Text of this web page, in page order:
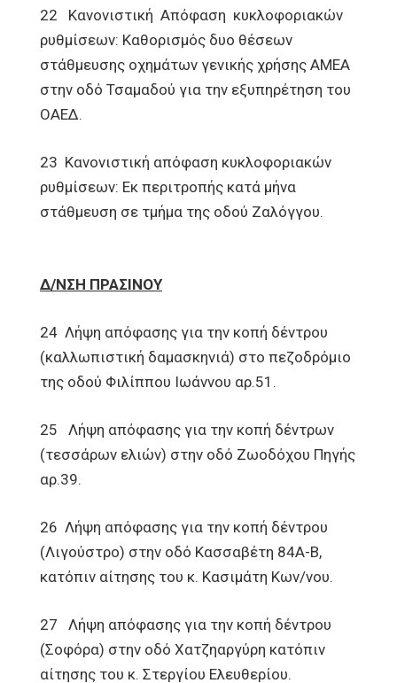
22 Κανονιστική Απόφαση κυκλοφοριακών
ρυθμίσεων: Καθορισμός δυο θέσεων
στάθμευσης οχημάτων γενικής χρήσης ΑΜΕΑ
στην οδό Τσαμαδού για την εξυπηρέτηση του
ΟΑΕΔ.
23 Κανονιστική απόφαση κυκλοφοριακών
ρυθμίσεων: Εκ περιτροπής κατά μήνα
στάθμευση σε τμήμα της οδού Ζαλόγγου.
Δ/ΝΣΗ ΠΡΑΣΙΝΟΥ
24 Λήψη απόφασης για την κοπή δέντρου
(καλλωπιστική δαμασκηνιά) στο πεζοδρόμιο
της οδού Φιλίππου Ιωάννου αρ.51.
25 Λήψη απόφασης για την κοπή δέντρων
(τεσσάρων ελιών) στην οδό Ζωοδόχου Πηγής
αρ.39.
26 Λήψη απόφασης για την κοπή δέντρου
(Λιγούστρο) στην οδό Κασσαβέτη 84Α-Β,
κατόπιν αίτησης του κ. Κασιμάτη Κων/νου.
27 Λήψη απόφασης για την κοπή δέντρου
(Σοφόρα) στην οδό Χατζηαργύρη κατόπιν
αίτησης του κ. Στεργίου Ελευθερίου.